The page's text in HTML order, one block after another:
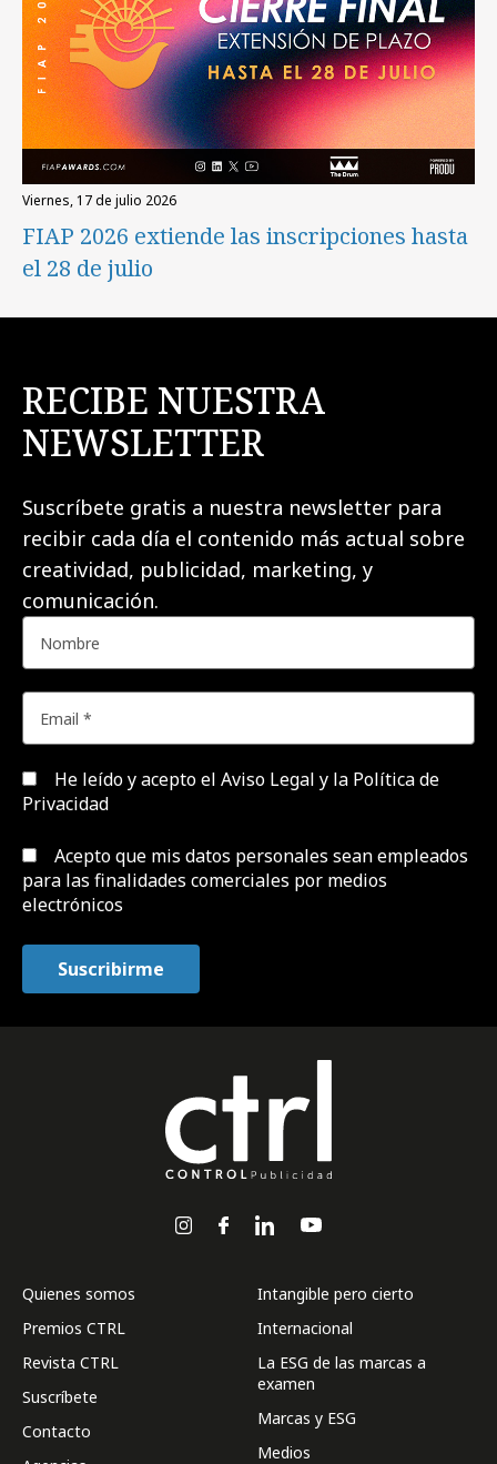
viernes, 17 de julio 2026
FIAP 2026 extiende las inscripciones hasta
el 28 de julio
RECIBE NUESTRA
NEWSLETTER
Suscríbete gratis a nuestra newsletter para
recibir cada día el contenido más actual sobre
creatividad, publicidad, marketing, y
comunicación.
He leído y acepto el Aviso Legal y la Política de
Privacidad
Acepto que mis datos personales sean empleados
para las finalidades comerciales por medios
electrónicos
Quienes somos
Premios CTRL
Revista CTRL
Suscríbete
Contacto
Intangible pero cierto
Internacional
La ESG de las marcas a
examen
Marcas y ESG
Medios